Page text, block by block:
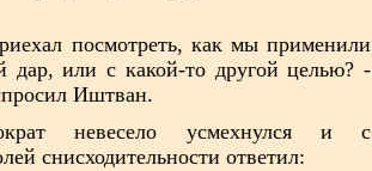
посмотреть, как мы применили
дар, или с какой-то другой целью? -
Иштван.
невесело усмехнулся и с
снисходительности ответил: